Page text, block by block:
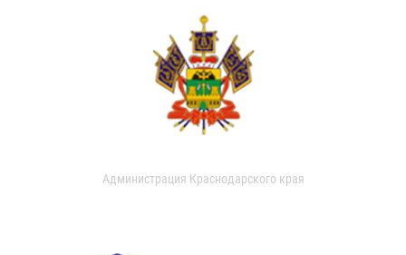
Администрация Краснодарского края